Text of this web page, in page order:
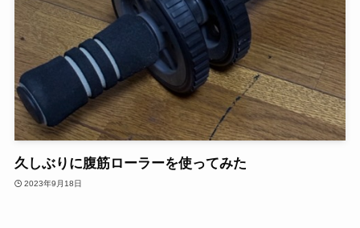
久しぶりに腹筋ローラーを使ってみた
2023年9月18日